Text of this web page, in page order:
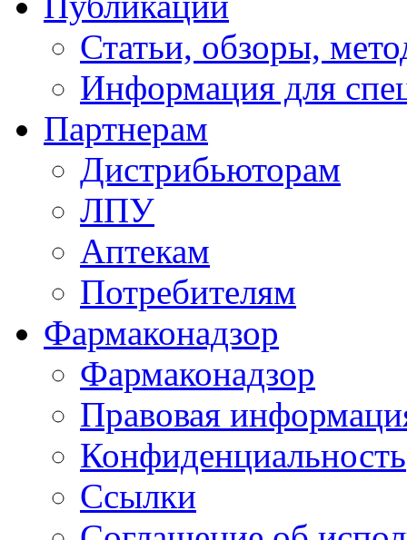
Статьи, обзоры,
Информация для
Партнерам
Дистрибьюторам
ЛПУ
Аптекам
Потребителям
Фармаконадзор
Фармаконадзор
Правовая
Конфиденциальность
Ссылки